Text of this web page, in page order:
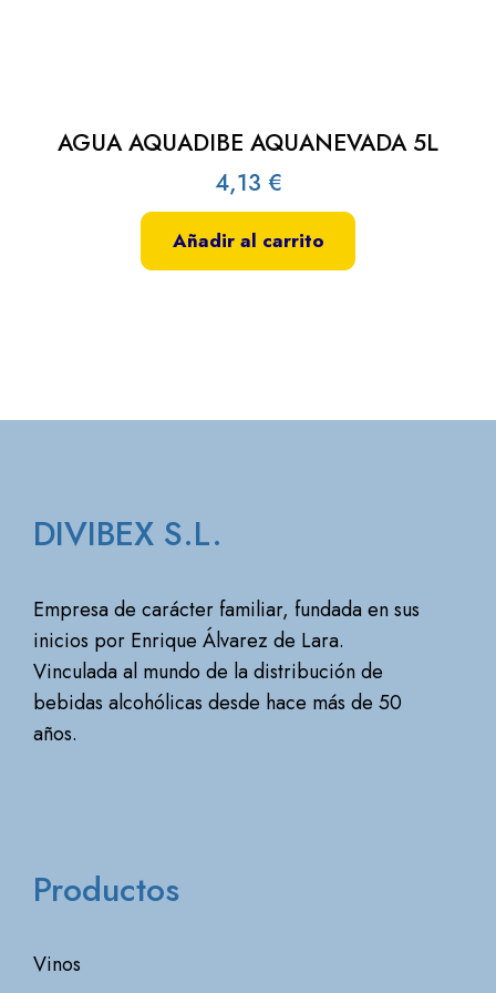
AGUA AQUADIBE AQUANEVADA 5L
4,13 €
Añadir al carrito
DIVIBEX S.L.
Empresa de carácter familiar, fundada en sus
inicios por Enrique Álvarez de Lara.
Vinculada al mundo de la distribución de
bebidas alcohólicas desde hace más de 50
años.
Productos
Vinos